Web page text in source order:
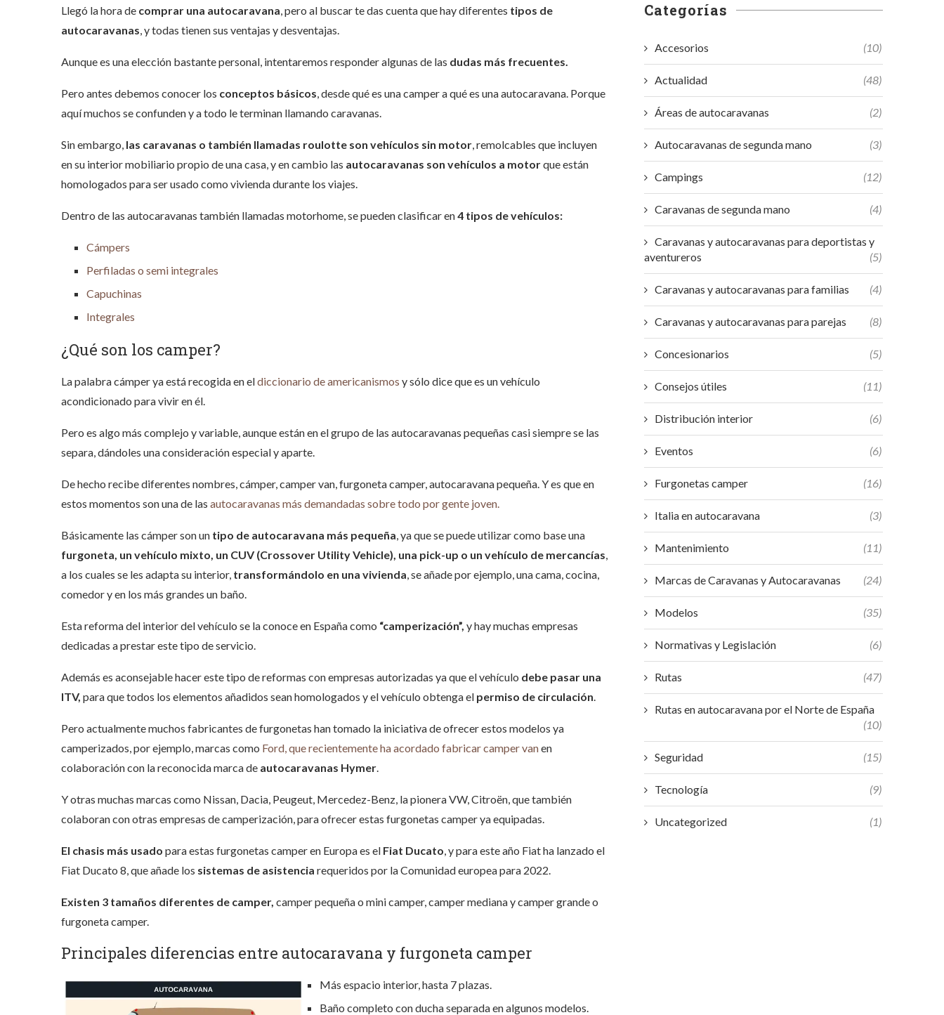
Llegó la hora de comprar una autocaravana, pero al buscar te das cuenta que hay diferentes tipos de
autocaravanas, y todas tienen sus ventajas y desventajas.
Aunque es una elección bastante personal, intentaremos responder algunas de las dudas más frecuentes.
Pero antes debemos conocer los conceptos básicos, desde qué es una camper a qué es una autocaravana. Porque
aquí muchos se confunden y a todo le terminan llamando caravanas.
Sin embargo, las caravanas o también llamadas roulotte son vehículos sin motor, remolcables que incluyen
en su interior mobiliario propio de una casa, y en cambio las autocaravanas son vehículos a motorque están
homologados para ser usado como vivienda durante los viajes.
Dentro de las autocaravanas también llamadas motorhome, se pueden clasificar en4 tipos de vehículos:
Cámpers
Perfiladas o semi integrales
Capuchinas
Integrales
¿Qué son los camper?
La palabra cámper ya está recogida en eldiccionario de americanismos y sólo dice que es un vehículo
acondicionado para vivir en él.
Pero es algo más complejo y variable, aunque están en el grupo de las autocaravanas pequeñas casi siempre se las
separa, dándoles una consideración especial y aparte.
De hecho recibe diferentes nombres, cámper, camper van, furgoneta camper, autocaravana pequeña. Y es que en
estos momentos son una de las autocaravanas más demandadas sobre todo por gente joven.
Básicamente las cámper son un tipo de autocaravana más pequeña, ya que se puede utilizar como base una
furgoneta, un vehículo mixto, un CUV (Crossover Utility Vehicle), una pick-up o un vehículo de mercancías,
a los cuales se les adapta su interior, transformándolo en una vivienda, se añade por ejemplo, una cama, cocina,
comedor y en los más grandes un baño.
Esta reforma del interior del vehículo se la conoce en España como “camperización”, y hay muchas empresas
dedicadas a prestar este tipo de servicio.
Además es aconsejable hacer este tipo de reformas con empresas autorizadas ya que el vehículo debe pasar una
ITV, para que todos los elementos añadidos sean homologados y el vehículo obtenga el permiso de circulación.
Pero actualmente muchos fabricantes de furgonetas han tomado la iniciativa de ofrecer estos modelos ya
camperizados, por ejemplo, marcas como Ford, que recientemente ha acordado fabricar camper vanen
colaboración con la reconocida marca de autocaravanas Hymer.
Y otras muchas marcas como Nissan, Dacia, Peugeut, Mercedez-Benz, la pionera VW, Citroën, que también
colaboran con otras empresas de camperización, para ofrecer estas furgonetas camper ya equipadas.
El chasis más usado para estas furgonetas camper en Europa es el Fiat Ducato, y para este año Fiat ha lanzado el
Fiat Ducato 8, que añade los sistemas de asistencia requeridos por la Comunidad europea para 2022.
Existen 3 tamaños diferentes de camper, camper pequeña o mini camper, camper mediana y camper grande o
furgoneta camper.
Principales diferencias entre autocaravana y furgoneta camper
Más espacio interior, hasta 7 plazas.
Baño completo con ducha separada en algunos modelos.
Categorías
Accesorios (10)
Actualidad (48)
Áreas de autocaravanas (2)
Autocaravanas de segunda mano (3)
Campings (12)
Caravanas de segunda mano (4)
Caravanas y autocaravanas para deportistas y
aventureros
(5)
Caravanas y autocaravanas para familias (4)
Caravanas y autocaravanas para parejas (8)
Concesionarios (5)
Consejos útiles (11)
Distribución interior (6)
Eventos (6)
Furgonetas camper (16)
Italia en autocaravana (3)
Mantenimiento (11)
Marcas de Caravanas y Autocaravanas (24)
Modelos (35)
Normativas y Legislación (6)
Rutas (47)
Rutas en autocaravana por el Norte de España
(10)
Seguridad (15)
Tecnología (9)
Uncategorized (1)